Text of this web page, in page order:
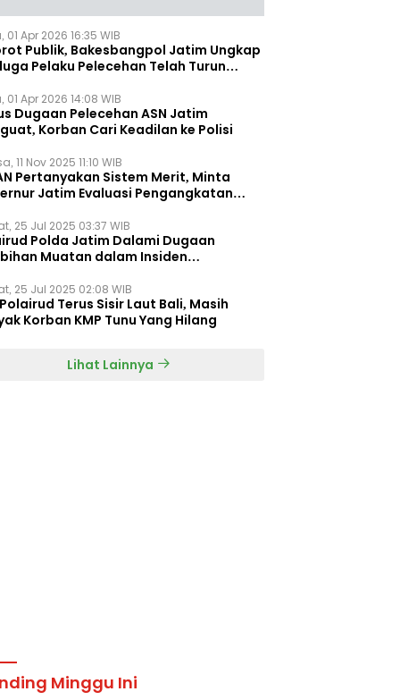
01 Apr 2026 16:35 WIB
Publik, Bakesbangpol Jatim Ungkap
Pelaku Pelecehan Telah Turun
01 Apr 2026 14:08 WIB
Dugaan Pelecehan ASN Jatim
Korban Cari Keadilan ke Polisi
11 Nov 2025 11:10 WIB
Pertanyakan Sistem Merit, Minta
Jatim Evaluasi Pengangkatan
25 Jul 2025 03:37 WIB
Polda Jatim Dalami Dugaan
Muatan dalam Insiden
25 Jul 2025 02:08 WIB
Terus Sisir Laut Bali, Masih
Korban KMP Tunu Yang Hilang
Lihat Lainnya
Minggu Ini